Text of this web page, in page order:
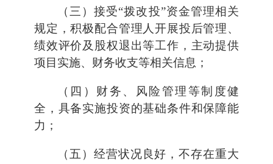
（三）接受“拨改投”资金管理相关
规定，积极配合管理人开展投后管理、
绩效评价及股权退出等工作，主动提供
项目实施、财务收支等相关信息；
（四）财务、风险管理等制度健
全，具备实施投资的基础条件和保障能
力；
（五）经营状况良好，不存在重大